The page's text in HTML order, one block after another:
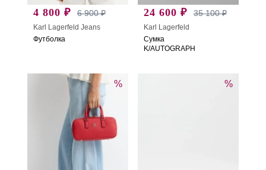
4 800 ₽ 6 900 ₽
Karl Lagerfeld Jeans
Футболка
24 600 ₽ 35 100 ₽
Karl Lagerfeld
Сумка
K/AUTOGRAPH
% %